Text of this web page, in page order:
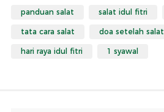
panduan salat salat idul fitri
tata cara salat doa setelah salat
hari raya idul fitri 1 syawal